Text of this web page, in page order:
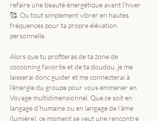
refaire une beauté énergétique avant l'hiver
🥰. Ou tout simplement vibrer en hautes
fréquences pour ta propre élévation
personnelle.
Alors que tu profiteras de ta zone de
cocooning favorite et de ta doudou, je me
laisserai donc guider et me connecterai à
l'énergie du groupe pour vous emmener en
Voyage multidimensionnel. Que ce soit en
langage d'humaine ou en langage de l'âme
(lumière), ce moment se veut une rencontre